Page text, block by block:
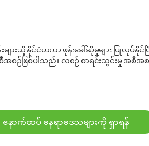
များသို့ နိုင်ငံတကာ ဖုန်းခေါ်ဆိုမှုများ ပြု
ဖြစ်ပါသည်။ လစဉ် စာရင်းသွင်းမှု အစီအ
နောက်ထပ် နေရာဒေသများကို ရှာရန်